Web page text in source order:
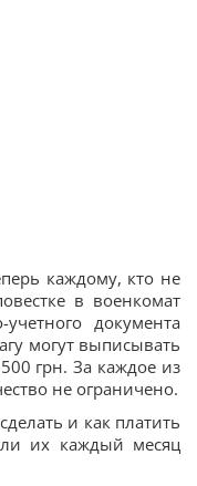
каждому, кто не
в военкомат
документа
могут выписывать
грн. За каждое из
не ограничено.
и как платить
их каждый месяц